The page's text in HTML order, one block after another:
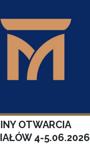
OTWARCIA
4-5.06.2026